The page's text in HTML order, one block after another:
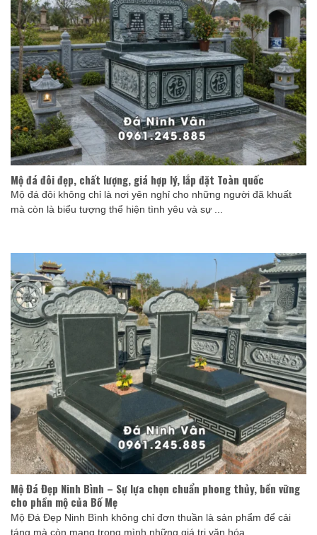
Mộ đá đôi đẹp, chất lượng, giá hợp lý, lắp đặt Toàn quốc
Mộ đá đôi không chỉ là nơi yên nghỉ cho những người đã khuất
mà còn là biểu tượng thể hiện tình yêu và sự ...
Mộ Đá Đẹp Ninh Bình – Sự lựa chọn chuẩn phong thủy, bền vững
cho phần mộ của Bố Mẹ
Mộ Đá Đẹp Ninh Bình không chỉ đơn thuần là sản phẩm để cải
táng mà còn mang trong mình những giá trị văn hóa ...